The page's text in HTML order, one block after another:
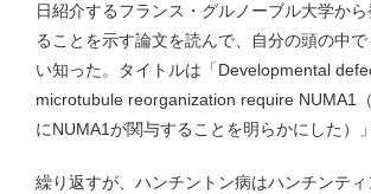
日紹介するフランス・グルノーブル大学か
ることを示す論文を読んで、自分の頭の中
い知った。タイトルは「Developmental
microtubule reorganization require NUMA1
にNUMA1が関与することを明らかにした
繰り返すが、ハンチントン病はハンチンテ